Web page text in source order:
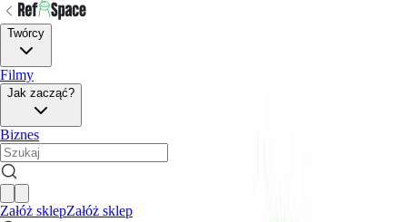
Twórcy
Filmy
Jak zacząć?
Biznes
Załóż sklepZałóż sklep